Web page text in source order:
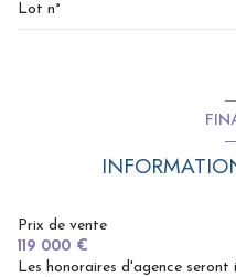
Lot n°
Prix de vente
119 000 €
Les honoraires d'agence